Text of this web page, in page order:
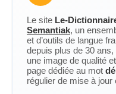
Le site Le-
Semantiak, un
et d’outils de langue
depuis plus de 30
une image de qualité
page dédiée au mot
régulier de mise à jour